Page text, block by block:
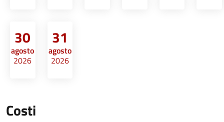
30
agosto
2026
31
agosto
2026
Costi